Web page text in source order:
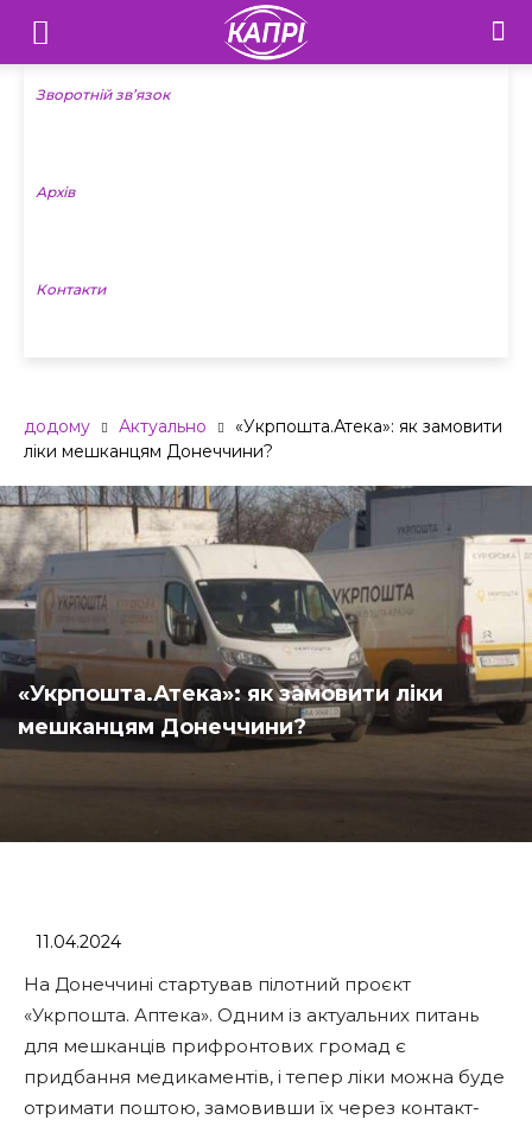
Телебачення
«Капрі»
Новини
Зворотній зв’язок
Архів
Контакти
додому Актуально
«Укрпошта.Атека»: як замовити
ліки мешканцям Донеччини?
«Укрпошта.Атека»: як замовити ліки
мешканцям Донеччини?
11.04.2024
На Донеччині стартував пілотний проєкт
«Укрпошта. Аптека». Одним із актуальних питань
для мешканців прифронтових громад є
придбання медикаментів, і тепер ліки можна буде
отримати поштою, замовивши їх через контакт-